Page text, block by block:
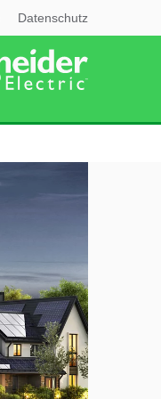
Datenschutz